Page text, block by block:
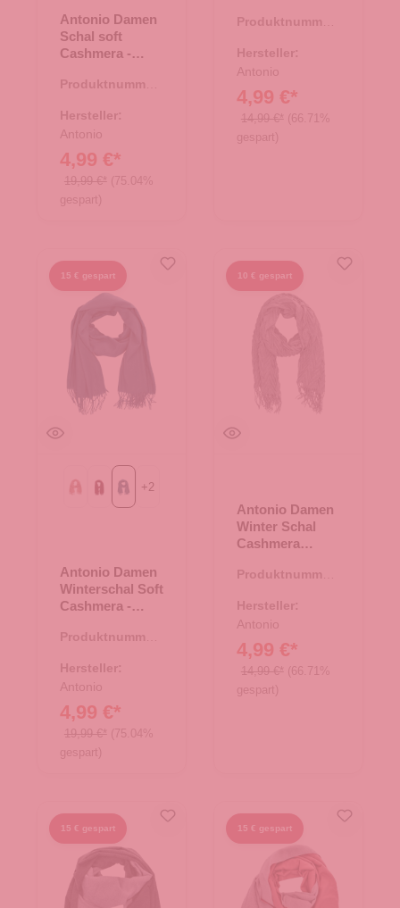
Antonio Damen
Schal soft
Cashmera -
Produktnummer:
Hersteller:
Antonio
4,99 €*
19,99 €* (75.04%
gespart)
schwarz
Produktnummer:
Hersteller:
Antonio
4,99 €*
14,99 €* (66.71%
gespart)
15 € gespart
alt rosabordeaux
petrol
+2
Antonio Damen
Winterschal Soft
Cashmera -
Produktnummer:
Hersteller:
Antonio
4,99 €*
19,99 €* (75.04%
gespart)
10 € gespart
Antonio Damen
Winter Schal
Cashmera
Produktnummer:
Hersteller:
Antonio
4,99 €*
14,99 €* (66.71%
gespart)
15 € gespart 15 € gespart